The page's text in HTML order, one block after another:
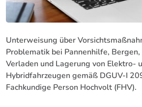
Unterweisung über
Problematik bei Pannenhilfe,
Verladen und Lagerung von Elektro-
Hybridfahrzeugen gemäß DGUV-I
Fachkundige Person Hochvolt (FHV).